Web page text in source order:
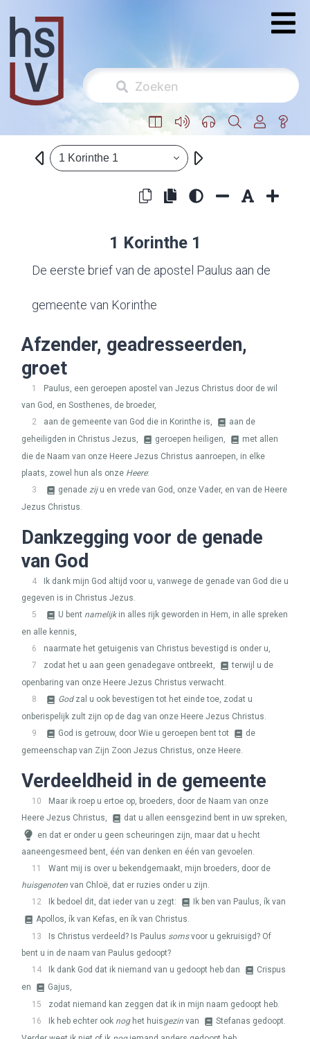
1 Korinthe 1
1 Korinthe 1
De eerste brief van de apostel Paulus aan de
gemeente van Korinthe
Afzender, geadresseerden,
groet
1
Paulus, een geroepen apostel van Jezus Christus door de wil
van God, en Sosthenes, de broeder,
2
aan de gemeente van God die in Korinthe is,
aan de
geheiligden in Christus Jezus,
geroepen heiligen,
met allen
die de Naam van onze Heere Jezus Christus aanroepen, in elke
plaats, zowel hun als onze Heere:
3
genade ziju en vrede van God, onze Vader, en van de Heere
Jezus Christus.
Dankzegging voor de genade
van God
4
Ik dank mijn God altijd voor u, vanwege de genade van God die u
gegeven is in Christus Jezus.
5
U bent namelijkin alles rijk geworden in Hem, in alle spreken
en alle kennis,
6
naarmate het getuigenis van Christus bevestigd is onder u,
7
zodat het u aan geen genadegave ontbreekt,
terwijl u de
openbaring van onze Heere Jezus Christus verwacht.
8
Godzal u ook bevestigen tot het einde toe, zodat u
onberispelijk zult zijn op de dag van onze Heere Jezus Christus.
9
God is getrouw, door Wie u geroepen bent tot
de
gemeenschap van Zijn Zoon Jezus Christus, onze Heere.
Verdeeldheid in de gemeente
10
Maar ik roep u ertoe op, broeders, door de Naam van onze
Heere Jezus Christus,
dat u allen eensgezind bent in uw spreken,
en dat er onder u geen scheuringen zijn, maar dat u hecht
aaneengesmeed bent, één van denken en één van gevoelen.
11
Want mij is over u bekendgemaakt, mijn broeders, door de
huisgenoten van Chloë, dat er ruzies onder u zijn.
12
Ik bedoel dit, dat ieder van u zegt:
Ik ben van Paulus, ík van
Apollos, ík van Kefas, en ík van Christus.
13
Is Christus verdeeld? Is Paulus somsvoor u gekruisigd? Of
bent u in de naam van Paulus gedoopt?
14
Ik dank God dat ik niemand van u gedoopt heb dan
Crispus
en
Gajus,
15
zodat niemand kan zeggen dat ik in mijn naam gedoopt heb.
16
Ik heb echter ook noghet huisgezin van
Stefanas gedoopt.